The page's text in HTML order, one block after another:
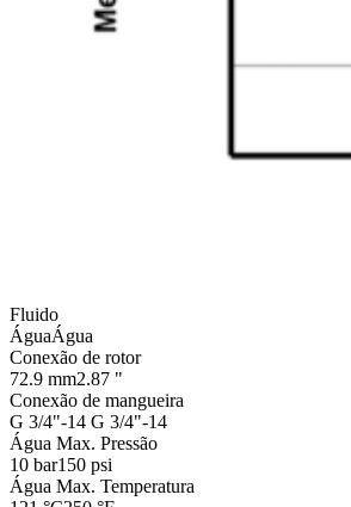
Fluido
ÁguaÁgua
Conexão de rotor
72.9 mm2.87 "
Conexão de mangueira
G 3/4"-14 G 3/4"-14
Água Max. Pressão
10 bar150 psi
Água Max. Temperatura